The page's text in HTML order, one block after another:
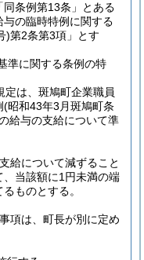
同条例第13条」とある
の臨時特例に関する
)第2条第3項」とす
準に関する条例の特
定は、斑鳩町企業職員
(昭和43年3月斑鳩町条
給与の支給について準
給について減ずること
、当該額に1円未満の端
ものとする。
項は、町長が別に定め